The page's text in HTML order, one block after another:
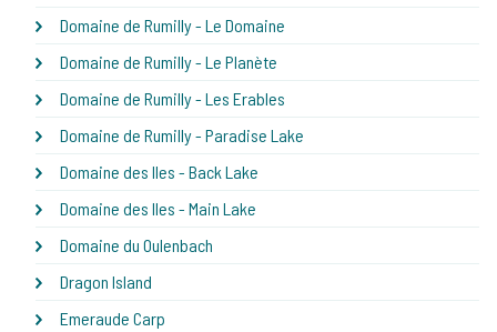
Domaine de Rumilly - Le Domaine
Domaine de Rumilly - Le Planète
Domaine de Rumilly - Les Erables
Domaine de Rumilly - Paradise Lake
Domaine des Iles - Back Lake
Domaine des Iles - Main Lake
Domaine du Oulenbach
Dragon Island
Emeraude Carp